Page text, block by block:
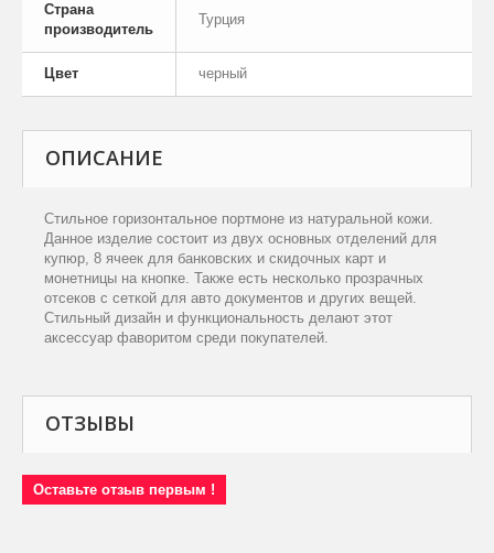
Страна
производитель
Турция
Цвет черный
ОПИСАНИЕ
Cтильное горизонтальное портмоне из натуральной кожи.
Данное изделие состоит из двух основных отделений для
купюр, 8 ячеек для банковских и скидочных карт и
монетницы на кнопке. Также есть несколько прозрачных
отсеков с сеткой для авто документов и других вещей.
Стильный дизайн и функциональность делают этот
аксессуар фаворитом среди покупателей.
ОТЗЫВЫ
Оставьте отзыв первым !